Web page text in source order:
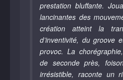
prestation bluffante.
lancinantes des
création atteint la
d’inventivité, du groove
provoc. La
de seconde près,
irrésistible, raconte un